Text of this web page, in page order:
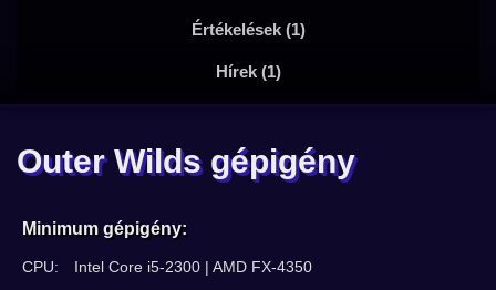
Értékelések (1)
Hírek (1)
Outer Wilds gépigény
Minimum gépigény:
CPU:
Intel Core i5-2300 | AMD FX-4350